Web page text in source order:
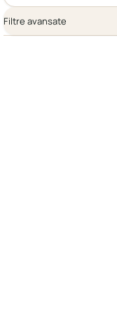
Filtre avansate